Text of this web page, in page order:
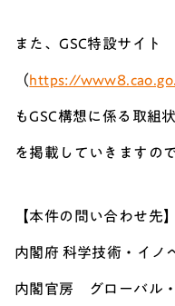
また、GSC特設サイト
（https://
もGSC構想に係る取組
を掲載していきますの
【本件の問い合わせ先】
内閣府 科学技術・イノ
内閣官房 グローバル